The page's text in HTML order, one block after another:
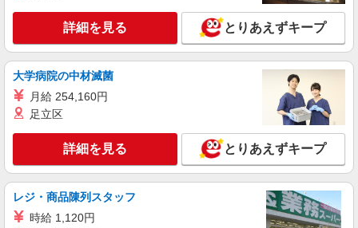
詳細を見る とりあえずキープ
大学病院の中材滅菌
月給 254,160円
足立区
詳細を見る とりあえずキープ
レジ・商品陳列スタッフ
時給 1,120円